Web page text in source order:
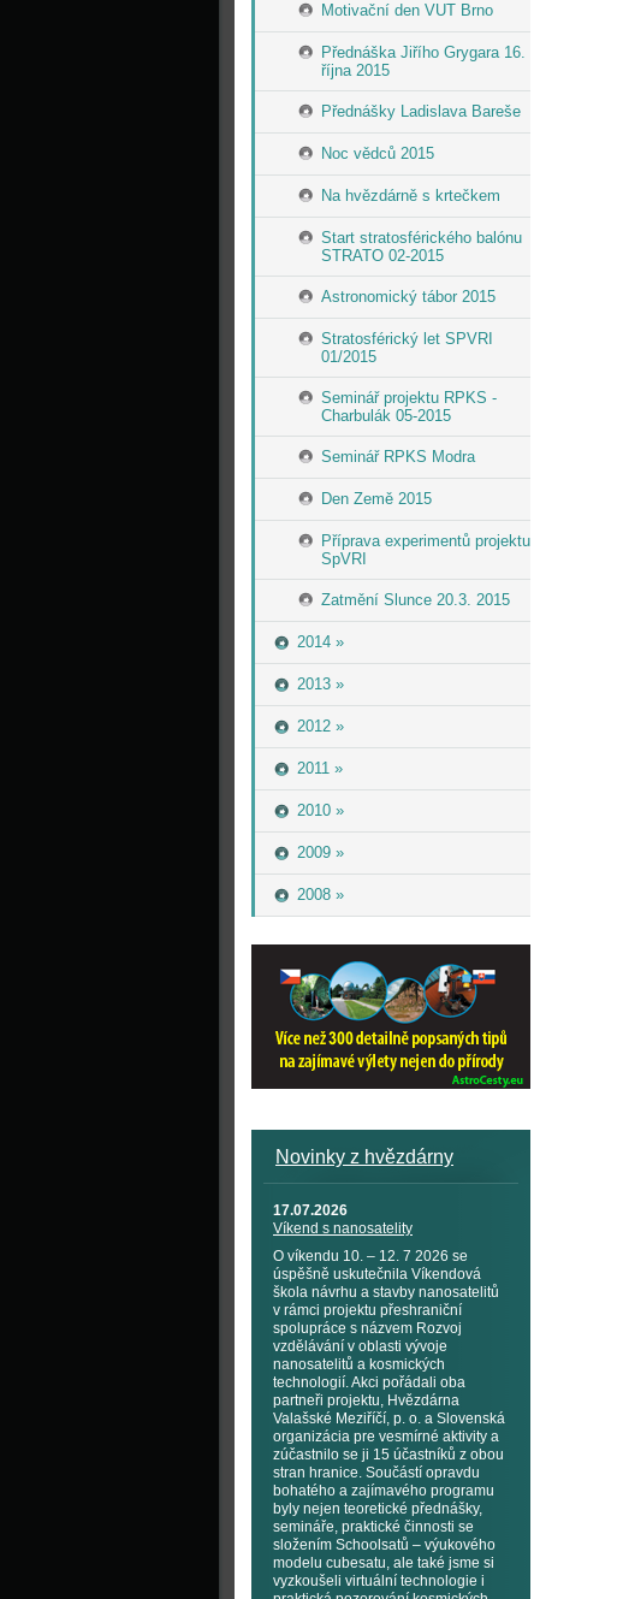
Motivační den VUT Brno
Přednáška Jiřího Grygara 16.
října 2015
Přednášky Ladislava Bareše
Noc vědců 2015
Na hvězdárně s krtečkem
Start stratosférického balónu
STRATO 02-2015
Astronomický tábor 2015
Stratosférický let SPVRI
01/2015
Seminář projektu RPKS -
Charbulák 05-2015
Seminář RPKS Modra
Den Země 2015
Příprava experimentů projektu
SpVRI
Zatmění Slunce 20.3. 2015
2014 »
2013 »
2012 »
2011 »
2010 »
2009 »
2008 »
Novinky z hvězdárny
17.07.2026
Víkend s nanosatelity
O víkendu 10. – 12. 7 2026 se
úspěšně uskutečnila Víkendová
škola návrhu a stavby nanosatelitů
v rámci projektu přeshraniční
spolupráce s názvem Rozvoj
vzdělávání v oblasti vývoje
nanosatelitů a kosmických
technologií. Akci pořádali oba
partneři projektu, Hvězdárna
Valašské Meziříčí, p. o. a Slovenská
organizácia pre vesmírné aktivity a
zúčastnilo se ji 15 účastníků z obou
stran hranice. Součástí opravdu
bohatého a zajímavého programu
byly nejen teoretické přednášky,
semináře, praktické činnosti se
složením Schoolsatů – výukového
modelu cubesatu, ale také jsme si
vyzkoušeli virtuální technologie i